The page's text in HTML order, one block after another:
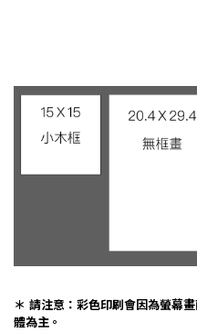
＊ 請注意：彩色印刷會因為螢幕
體為主。